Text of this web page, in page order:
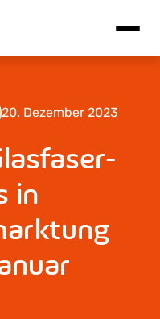
20. Dezember 2023
in